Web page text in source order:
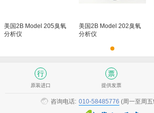
美国2B Model 205臭氧
分析仪
美国2B Model 202臭氧
分析仪
原装进口 提供发票
咨询电话: 010-58485776 (周一至周